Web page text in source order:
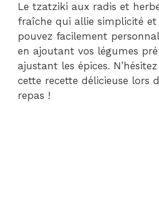
Le tzatziki aux radis et
fraîche qui allie simplicité et
pouvez facilement
en ajoutant vos légumes
ajustant les épices.
cette recette délicieuse lors
repas !